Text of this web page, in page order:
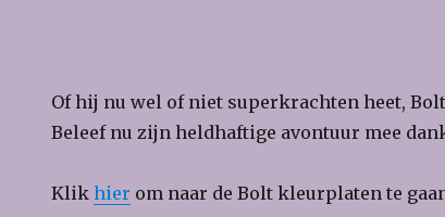
Of hij nu wel of niet superkrachten heet,
Beleef nu zijn heldhaftige avontuur mee
Klik hier om naar de Bolt kleurplaten te